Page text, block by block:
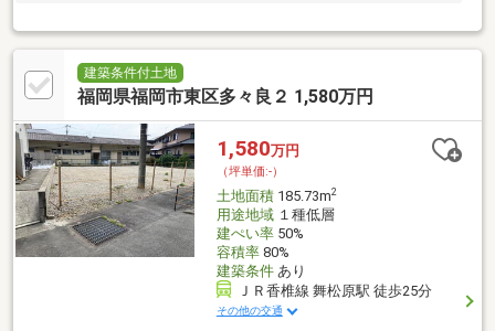
建築条件付土地
福岡県福岡市東区多々良２ 1,580万円
1,580万円
（坪単価:-）
土地面積185.73m2
用途地域１種低層
建ぺい率50%
容積率80%
建築条件あり
ＪＲ香椎線 舞松原駅 徒歩25分
その他の交通